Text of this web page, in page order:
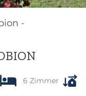
-
6 Zimmer